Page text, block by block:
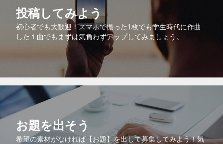
投稿してみよう
初心者でも大歓迎！スマホで撮った1枚でも学生時代に作曲
した１曲でもまずは気負わずアップしてみましょう。
お題を出そう
希望の素材がなければ【お題】を出して募集してみよう！気